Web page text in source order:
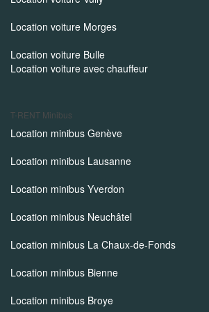
Location voiture Morges
Location voiture Bulle
Location voiture avec chauffeur
T-RENT Minibus
Location minibus Genève
Location minibus Lausanne
Location minibus Yverdon
Location minibus Neuchâtel
Location minibus La Chaux-de-Fonds
Location minibus Bienne
Location minibus Broye